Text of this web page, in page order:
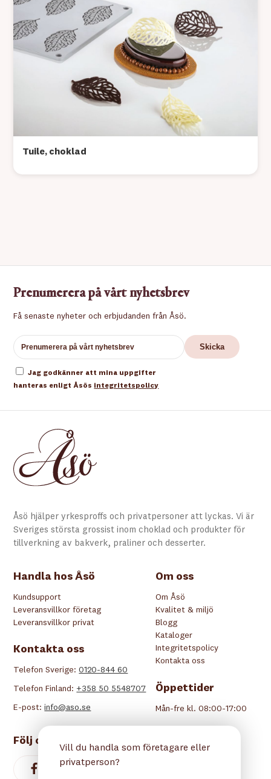
Tuile, choklad
Prenumerera på vårt nyhetsbrev
Få senaste nyheter och erbjudanden från Åsö.
Jag godkänner att mina uppgifter
hanteras enligt Åsös integritetspolicy
Åsö hjälper yrkesproffs och privatpersoner att lyckas. Vi är
Sveriges största grossist inom choklad och produkter för
tillverkning av bakverk, praliner och desserter.
Om oss
Om Åsö
Kvalitet & miljö
Blogg
Kataloger
Integritetspolicy
Kontakta oss
Öppettider
Mån-fre kl. 08:00-17:00
Handla hos Åsö
Kundsupport
Leveransvillkor företag
Leveransvillkor privat
Kontakta oss
Telefon Sverige:0120-844 60
Telefon Finland: +358 50 5548707
E-post:info@aso.se
Följ oss
Vill du handla som företagare eller
privatperson?